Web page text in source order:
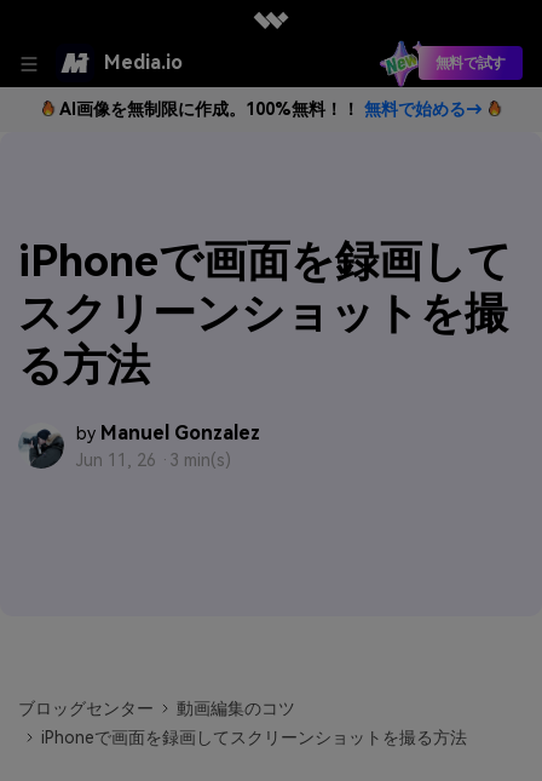
Media.io 無料で試す
AI画像を無制限に作成。100%無料！！ 無料で始める→
iPhoneで画面を録画して
スクリーンショットを撮
る方法
by Manuel Gonzalez
Jun 11, 26 · 3 min(s)
ブロッグセンター
動画編集のコツ
iPhoneで画面を録画してスクリーンショットを撮る方法